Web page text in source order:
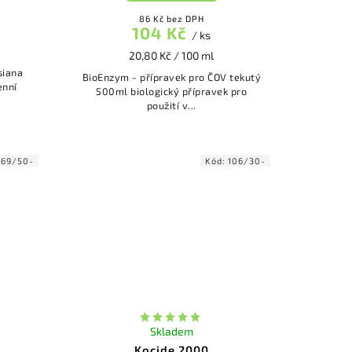
86 Kč bez DPH
104 Kč / ks
20,80 Kč / 100 ml
BioEnzym - přípravek pro ČOV tekutý
500ml biologický přípravek pro
použití v...
50-
Skladem
Kód:106/30-